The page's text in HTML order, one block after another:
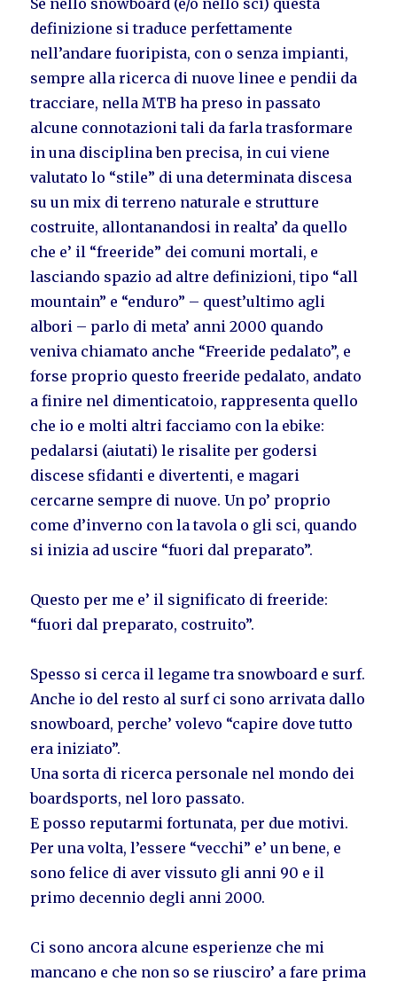
definizione si traduce perfettamente
nell’andare fuoripista, con o senza impianti,
sempre alla ricerca di nuove linee e pendii da
tracciare, nella MTB ha preso in passato
alcune connotazioni tali da farla trasformare
in una disciplina ben precisa, in cui viene
valutato lo “stile” di una determinata discesa
su un mix di terreno naturale e strutture
costruite, allontanandosi in realta’ da quello
che e’ il “freeride” dei comuni mortali, e
lasciando spazio ad altre definizioni, tipo “all
mountain” e “enduro” – quest’ultimo agli
albori – parlo di meta’ anni 2000 quando
veniva chiamato anche “Freeride pedalato”, e
forse proprio questo freeride pedalato, andato
a finire nel dimenticatoio, rappresenta quello
che io e molti altri facciamo con la ebike:
pedalarsi (aiutati) le risalite per godersi
discese sfidanti e divertenti, e magari
cercarne sempre di nuove. Un po’ proprio
come d’inverno con la tavola o gli sci, quando
si inizia ad uscire “fuori dal preparato”.
Questo per me e’ il significato di freeride:
“fuori dal preparato, costruito”.
Spesso si cerca il legame tra snowboard e surf.
Anche io del resto al surf ci sono arrivata dallo
snowboard, perche’ volevo “capire dove tutto
era iniziato”.
Una sorta di ricerca personale nel mondo dei
boardsports, nel loro passato.
E posso reputarmi fortunata, per due motivi.
Per una volta, l’essere “vecchi” e’ un bene, e
sono felice di aver vissuto gli anni 90 e il
primo decennio degli anni 2000.
Ci sono ancora alcune esperienze che mi
mancano e che non so se riusciro’ a fare prima